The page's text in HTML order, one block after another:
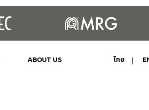
ABOUT US ไทย